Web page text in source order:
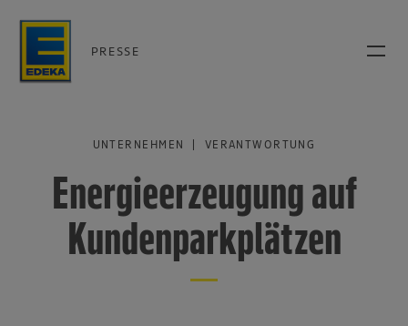
PRESSE
UNTERNEHMEN | VERANTWORTUNG
Energieerzeugung auf
Kundenparkplätzen